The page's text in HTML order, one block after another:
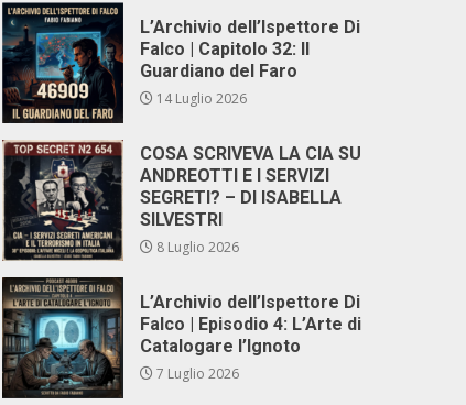
L’Archivio dell’Ispettore Di
Falco | Capitolo 32: Il
Guardiano del Faro
14 Luglio 2026
COSA SCRIVEVA LA CIA SU
ANDREOTTI E I SERVIZI
SEGRETI? – DI ISABELLA
SILVESTRI
8 Luglio 2026
L’Archivio dell’Ispettore Di
Falco | Episodio 4: L’Arte di
Catalogare l’Ignoto
7 Luglio 2026